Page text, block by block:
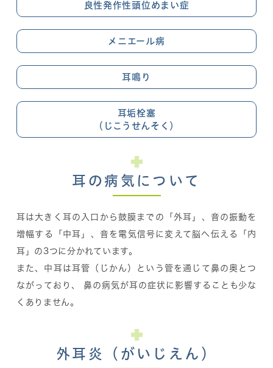
良性発作性頭位めまい症
メニエール病
耳鳴り
耳垢栓塞
（じこうせんそく）
耳の病気について
耳は大きく耳の入口から鼓膜までの「外耳」、音の振動を
増幅する「中耳」、音を電気信号に変えて脳へ伝える「内
耳」の3つに分かれています。
また、中耳は耳管（じかん）という管を通じて鼻の奥とつ
ながっており、 鼻の病気が耳の症状に影響することも少な
くありません。
外耳炎（がいじえん）